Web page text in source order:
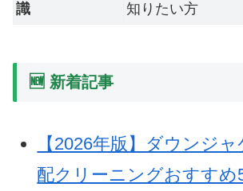
識
知りたい方
🆕 新着記事
【2026年版】ダウンジ
配クリーニングおすすめ